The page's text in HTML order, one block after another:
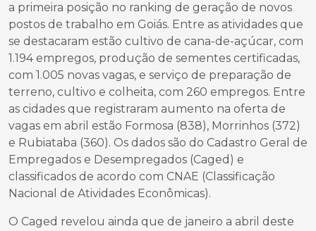
a primeira posição no ranking de geração de novos
postos de trabalho em Goiás. Entre as atividades que
se destacaram estão cultivo de cana-de-açúcar, com
1.194 empregos, produção de sementes certificadas,
com 1.005 novas vagas, e serviço de preparação de
terreno, cultivo e colheita, com 260 empregos. Entre
as cidades que registraram aumento na oferta de
vagas em abril estão Formosa (838), Morrinhos (372)
e Rubiataba (360). Os dados são do Cadastro Geral de
Empregados e Desempregados (Caged) e
classificados de acordo com CNAE (Classificação
Nacional de Atividades Econômicas).
O Caged revelou ainda que de janeiro a abril deste